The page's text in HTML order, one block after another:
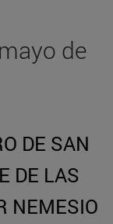
de
DE SAN
DE LAS
NEMESIO